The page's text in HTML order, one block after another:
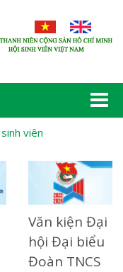
viên
Văn kiện Đại
hội Đại biểu
Đoàn TNCS